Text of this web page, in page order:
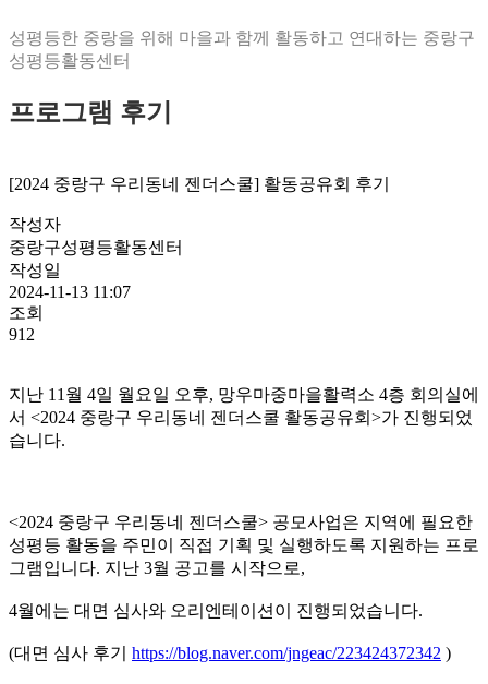
성평등한 중랑을 위해 마을과 함께 활동하고 연대하는 중랑구
성평등활동센터
프로그램 후기
[2024 중랑구 우리동네 젠더스쿨] 활동공유회 후기
작성자
중랑구성평등활동센터
작성일
2024-11-13 11:07
조회
912
지난 11월 4일 월요일 오후, 망우마중마을활력소 4층 회의실에
서 <2024 중랑구 우리동네 젠더스쿨 활동공유회>가 진행되었
습니다.
<2024 중랑구 우리동네 젠더스쿨> 공모사업은 지역에 필요한
성평등 활동을 주민이 직접 기획 및 실행하도록 지원하는 프로
그램입니다. 지난 3월 공고를 시작으로,
4월에는 대면 심사와 오리엔테이션이 진행되었습니다.
(대면 심사 후기 https://blog.naver.com/jngeac/223424372342 )